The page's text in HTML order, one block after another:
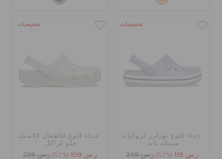
مميز
حالة الطلبية
تخفيضات
حذاء كلوغ تودلرز كروكباند
سبيكد باند
ر.س 119 (52%) ر.س 249
تخفيضات
حذاء كلوغ للأطفال كلاسيك
جلو كراكل
ر.س 109 (52%) ر.س 229